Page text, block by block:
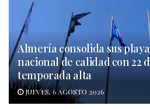
Almería consolida sus
nacional de calidad con 22
temporada alta
JUEVES, 6 AGOSTO 2026